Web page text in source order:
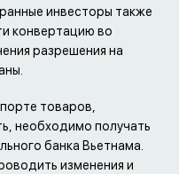
инвесторы также
конвертацию во
разрешения на
товаров,
необходимо получать
банка Вьетнама.
изменения и